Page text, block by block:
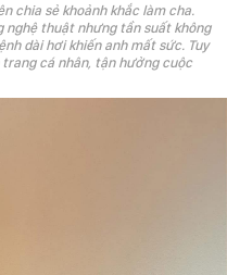
chia sẻ khoảnh khắc làm cha.
nghệ thuật nhưng tần suất không
dài hơi khiến anh mất sức. Tuy
cá nhân, tận hưởng cuộc